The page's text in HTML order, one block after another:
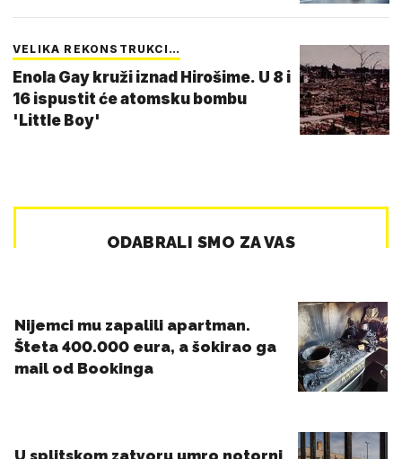
VELIKA REKONSTRUKCI…
Enola Gay kruži iznad Hirošime. U 8 i
16 ispustit će atomsku bombu
'Little Boy'